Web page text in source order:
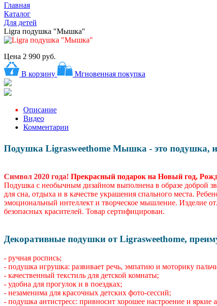
Главная
Каталог
Для детей
Ligra подушка "Мышка"
Цена 2 990 руб.
В корзину Мгновенная покупка
Описание
Видео
Комментарии
Подушка Ligrasweethome Мышка - это подушка,
Символ 2020 года! Прекрасный подарок на Новый год,
Подушка с необычным дизайном выполнена в образе доброй
для сна, отдыха и в качестве украшения спального места.
эмоциональный интеллект и творческое мышление. Изделие
безопасных красителей. Товар сертифицирован.
Декоративные подушки от Ligrasweethome,
- ручная роспись;
- подушка игрушка: развивает речь, эмпатию и моторику
- качественный текстиль для детской комнаты;
- удобна для прогулок и в поездках;
- незаменима для красочных детских фото-сессий;
- подушка антистресс: привносит хорошее настроение и яркие